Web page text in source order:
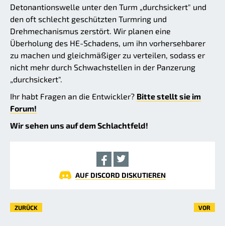
Detonantionswelle unter den Turm „durchsickert" und
den oft schlecht geschützten Turmring und
Drehmechanismus zerstört. Wir planen eine
Überholung des HE-Schadens, um ihn vorhersehbarer
zu machen und gleichmäßiger zu verteilen, sodass er
nicht mehr durch Schwachstellen in der Panzerung
„durchsickert".
Ihr habt Fragen an die Entwickler? Bitte stellt sie im
Forum!
Wir sehen uns auf dem Schlachtfeld!
AUF DISCORD DISKUTIEREN
ZURÜCK VOR